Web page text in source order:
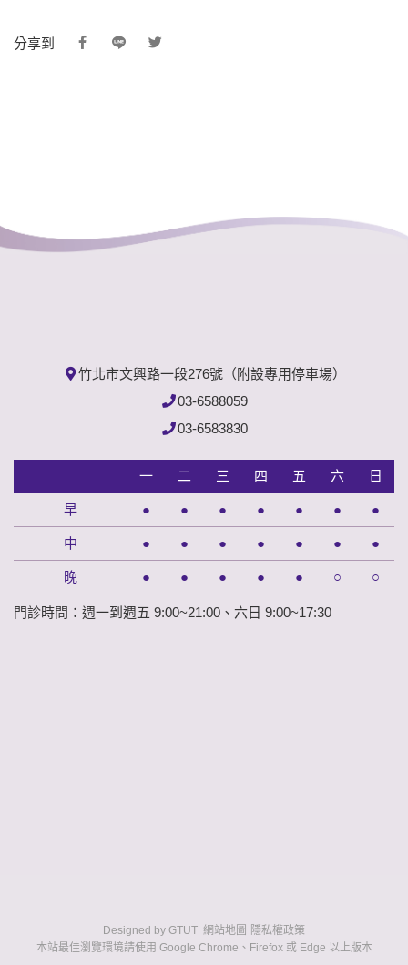
分享到
竹北市文興路一段276號（附設專用停車場）
03-6588059
03-6583830
一 二 三 四 五 六 日
早 ● ● ● ● ● ● ●
中 ● ● ● ● ● ● ●
晚 ● ● ● ● ● ○ ○
門診時間：週一到週五 9:00~21:00、六日 9:00~17:30
Designed by GTUT 網站地圖 隱私權政策
本站最佳瀏覽環境請使用 Google Chrome、Firefox 或 Edge 以上版本